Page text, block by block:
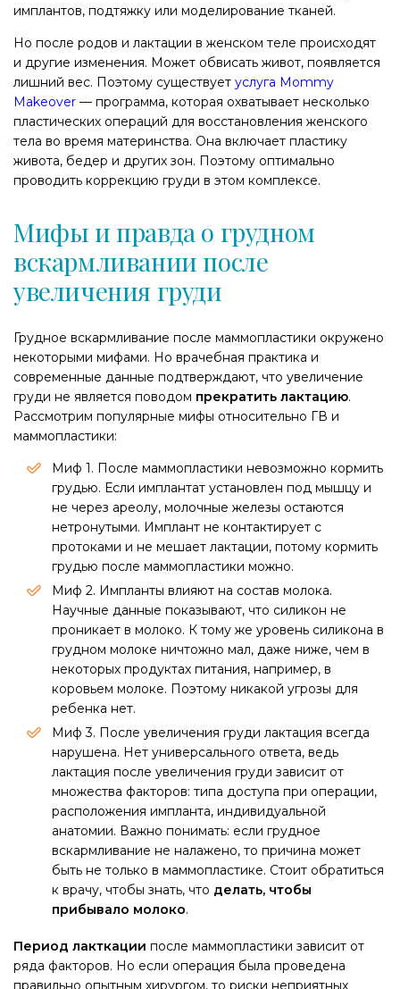
имплантов, подтяжку или моделирование тканей.
Но после родов и лактации в женском теле происходят
и другие изменения. Может обвисать живот, появляется
лишний вес. Поэтому существует услуга Mommy
Makeover — программа, которая охватывает несколько
пластических операций для восстановления женского
тела во время материнства. Она включает пластику
живота, бедер и других зон. Поэтому оптимально
проводить коррекцию груди в этом комплексе.
Мифы и правда о грудном
вскармливании после
увеличения груди
Грудное вскармливание после маммопластики окружено
некоторыми мифами. Но врачебная практика и
современные данные подтверждают, что увеличение
груди не является поводом прекратить лактацию.
Рассмотрим популярные мифы относительно ГВ и
маммопластики:
Миф 1. После маммопластики невозможно кормить
грудью. Если имплантат установлен под мышцу и
не через ареолу, молочные железы остаются
нетронутыми. Имплант не контактирует с
протоками и не мешает лактации, потому кормить
грудью после маммопластики можно.
Миф 2. Импланты влияют на состав молока.
Научные данные показывают, что силикон не
проникает в молоко. К тому же уровень силикона в
грудном молоке ничтожно мал, даже ниже, чем в
некоторых продуктах питания, например, в
коровьем молоке. Поэтому никакой угрозы для
ребенка нет.
Миф 3. После увеличения груди лактация всегда
нарушена. Нет универсального ответа, ведь
лактация после увеличения груди зависит от
множества факторов: типа доступа при операции,
расположения импланта, индивидуальной
анатомии. Важно понимать: если грудное
вскармливание не налажено, то причина может
быть не только в маммопластике. Стоит обратиться
к врачу, чтобы знать, что делать, чтобы
прибывало молоко.
Период лакткации после маммопластики зависит от
ряда факторов. Но если операция была проведена
правильно опытным хирургом, то риски неприятных